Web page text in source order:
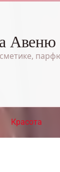
Авеню
Красота